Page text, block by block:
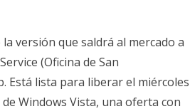
versión que saldrá al mercado a
(Oficina de San
Está lista para liberar el miércoles
Windows Vista, una oferta con